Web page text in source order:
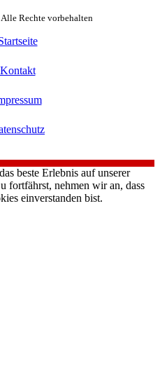
Rechte vorbehalten
Kontakt
beste Erlebnis auf unserer
fortfährst, nehmen wir an, dass
einverstanden bist.